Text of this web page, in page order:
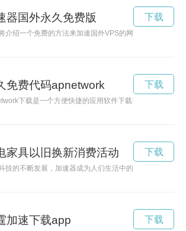
器国外永久免费版
介绍一个免费的方法来加速国外VPS的网络连接，让您
下载
免费代码apnetwork
下载是一个方便快捷的应用软件下载平台，用户可
下载
家具以旧换新消费活动
技的不断发展，加速器成为人们生活中的利器，帮助人
下载
加速下载app 下载